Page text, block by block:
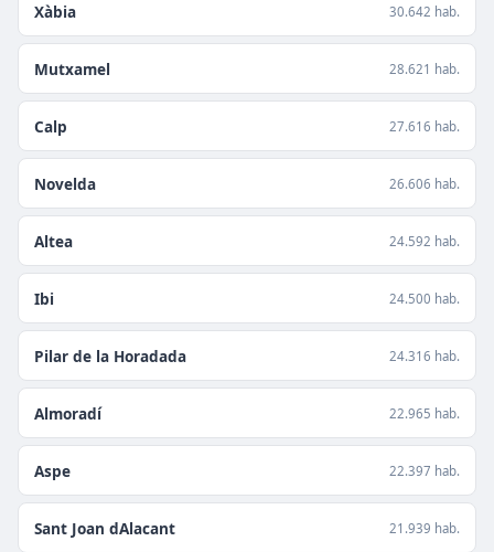
Xàbia 30.642 hab.
Mutxamel 28.621 hab.
Calp 27.616 hab.
Novelda 26.606 hab.
Altea 24.592 hab.
Ibi 24.500 hab.
Pilar de la Horadada 24.316 hab.
Almoradí 22.965 hab.
Aspe 22.397 hab.
Sant Joan dAlacant 21.939 hab.